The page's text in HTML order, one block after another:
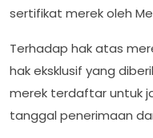
sertifikat merek oleh
Terhadap hak atas
hak eksklusif yang
merek terdaftar untuk
tanggal penerimaan